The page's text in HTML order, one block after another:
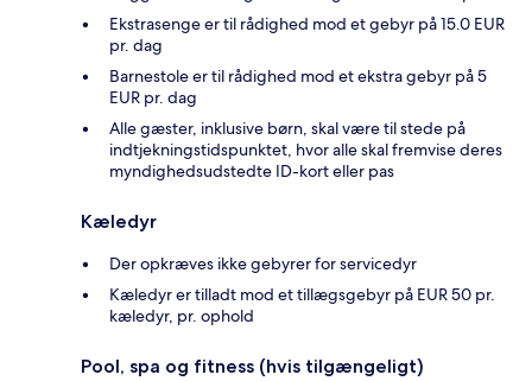
Ekstrasenge er til rådighed mod et gebyr på 15.0 EUR
pr. dag
Barnestole er til rådighed mod et ekstra gebyr på 5
EUR pr. dag
Alle gæster, inklusive børn, skal være til stede på
indtjekningstidspunktet, hvor alle skal fremvise deres
myndighedsudstedte ID-kort eller pas
Kæledyr
Der opkræves ikke gebyrer for servicedyr
Kæledyr er tilladt mod et tillægsgebyr på EUR 50 pr.
kæledyr, pr. ophold
Pool, spa og fitness (hvis tilgængeligt)